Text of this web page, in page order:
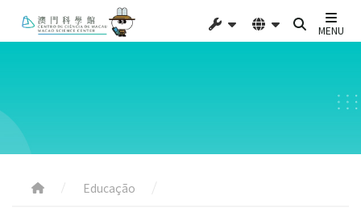
MENU
Educação